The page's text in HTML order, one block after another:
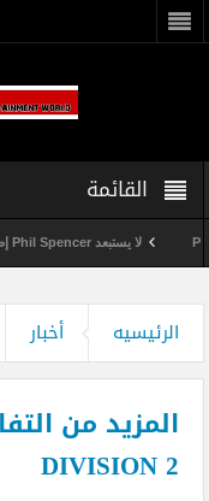
القائمة
لا يستبعد Phil Spencer إصدار لعبة Starfield لأجهزة PS5
الرئيسيه أخبار
DIVISION 2